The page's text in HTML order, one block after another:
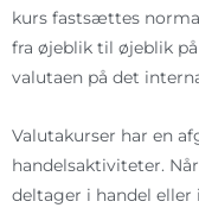
kurs fastsættes
fra øjeblik til øjeblik
valutaen på det
Valutakurser har en
handelsaktiviteter.
deltager i handel